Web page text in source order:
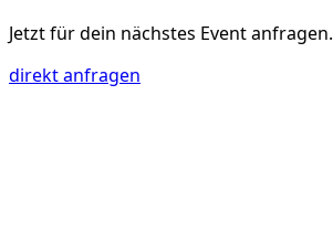
Jetzt für dein nächstes Eventanfragen.
direkt anfragen